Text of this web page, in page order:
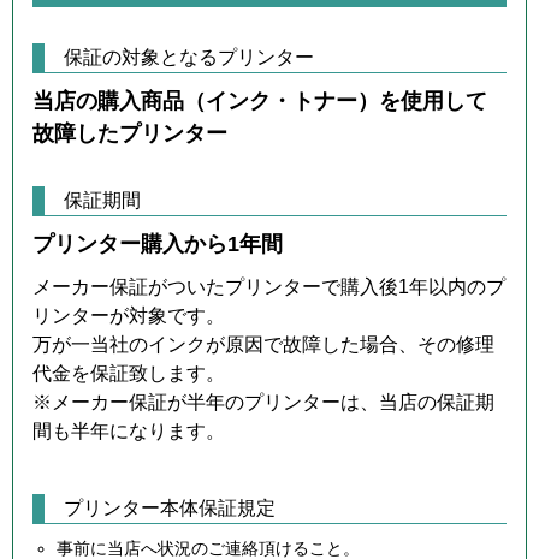
保証の対象となるプリンター
当店の購入商品（インク・トナー）を使用して
故障したプリンター
保証期間
プリンター購入から1年間
メーカー保証がついたプリンターで購入後1年以内のプ
リンターが対象です。
万が一当社のインクが原因で故障した場合、その修理
代金を保証致します。
※メーカー保証が半年のプリンターは、当店の保証期
間も半年になります。
プリンター本体保証規定
事前に当店へ状況のご連絡頂けること。